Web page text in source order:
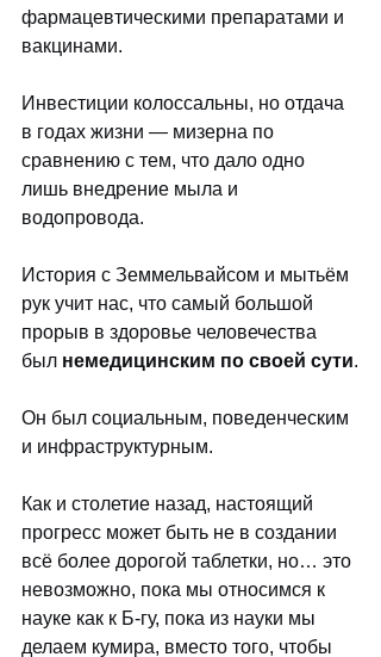
фармацевтическими препаратами и
вакцинами.
Инвестиции колоссальны, но отдача
в годах жизни — мизерна по
сравнению с тем, что дало одно
лишь внедрение мыла и
водопровода.
История с Земмельвайсом и мытьём
рук учит нас, что самый большой
прорыв в здоровье человечества
был немедицинским по своей сути.
Он был социальным, поведенческим
и инфраструктурным.
Как и столетие назад, настоящий
прогресс может быть не в создании
всё более дорогой таблетки, но… это
невозможно, пока мы относимся к
науке как к Б-гу, пока из науки мы
делаем кумира, вместо того, чтобы